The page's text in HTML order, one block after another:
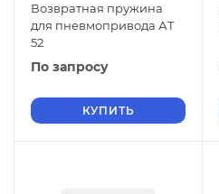
Возвратная пружина
для пневмопривода АТ
52
По запросу
КУПИТЬ